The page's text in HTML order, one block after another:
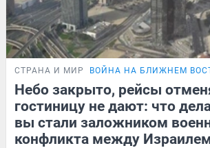
СТРАНА И МИР ВОЙНА НА БЛИЖНЕМ
Небо закрыто, рейсы
гостиницу не дают: что
вы стали заложником
конфликта между